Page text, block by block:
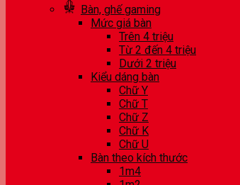
Bàn, ghế gaming
Mức giá bàn
Trên 4 triệu
Từ 2 đến 4 triệu
Dưới 2 triệu
Kiểu dáng bàn
Chữ Y
Chữ T
Chữ Z
Chữ K
Chữ U
Bàn theo kích thước
1m4